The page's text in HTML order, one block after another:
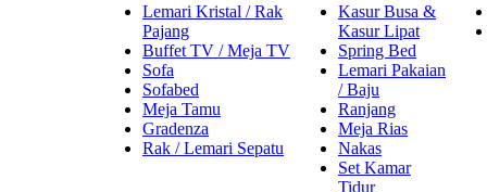
Lemari Kristal / Rak
Pajang
Buffet TV / Meja TV
Sofa
Sofabed
Meja Tamu
Gradenza
Rak / Lemari Sepatu
Kasur Busa &
Kasur Lipat
Spring Bed
Lemari Pakaian
/ Baju
Ranjang
Meja Rias
Nakas
Set Kamar
Tidur